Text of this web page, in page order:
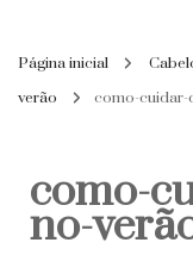
Página inicial
verão
como-cuidar-
como-
no-